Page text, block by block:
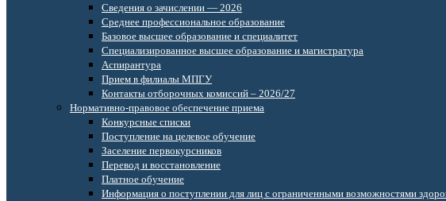
Сведения о зачислении — 2026
Среднее профессиональное образование
Базовое высшее образование и специалитет
Специализированное высшее образование и магистратура
Аспирантура
Прием в филиалы МПГУ
Контакты отборочных комиссий – 2026/27
Нормативно-правовое обеспечение приема
Конкурсные списки
Поступление на целевое обучение
Заселение первокурсников
Перевод и восстановление
Платное обучение
Информация о поступлении для лиц с ограниченными возможностями